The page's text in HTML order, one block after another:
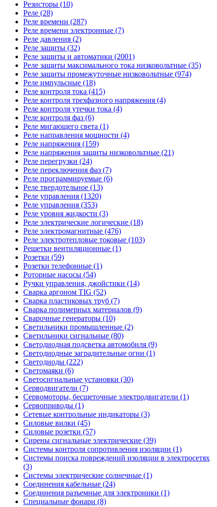
Резисторы (10)
Реле (28)
Реле времени (287)
Реле времени электронные (7)
Реле давления (2)
Реле защиты (32)
Реле защиты и автоматики (2001)
Реле защиты максимального тока низковольтные (35)
Реле защиты промежуточные низковольтные (974)
Реле импульсные (18)
Реле контроля тока (415)
Реле контроля трехфазного напряжения (4)
Реле контроля утечки тока (4)
Реле контроля фаз (6)
Реле мигающего света (1)
Реле направления мощности (4)
Реле напряжения (159)
Реле напряжения защиты низковольтные (21)
Реле перегрузки (24)
Реле переключения фаз (7)
Реле программируемые (6)
Реле твердотельное (13)
Реле управления (1320)
Реле управления (353)
Реле уровня жидкости (3)
Реле электрические логические (18)
Реле электромагнитные (476)
Реле электротепловые токовые (103)
Решетки вентиляционные (1)
Розетки (59)
Розетки телефонные (1)
Роторные насосы (54)
Ручки управления, джойстики (14)
Сварка аргоном TIG (52)
Сварка пластиковых труб (7)
Сварка полимерных материалов (9)
Сварочные генераторы (10)
Светильники промышленные (2)
Светильники сигнальные (80)
Светодиодная подсветка автомобиля (9)
Светодиодные заградительные огни (1)
Светодиоды (222)
Светомаяки (6)
Светосигнальные установки (30)
Серводвигатели (7)
Сервомоторы, бесщеточные электродвигатели (1)
Сервоприводы (1)
Сетевые контрольные индикаторы (3)
Силовые вилки (45)
Силовые розетки (57)
Сирены сигнальные электрические (39)
Системы контроля сопротивления изоляции (1)
Системы поиска повреждений изоляции в электросетях
(3)
Системы электрические солнечные (1)
Соединения кабельные (24)
Соединения разъемные для электроники (1)
Специальные фонари (8)